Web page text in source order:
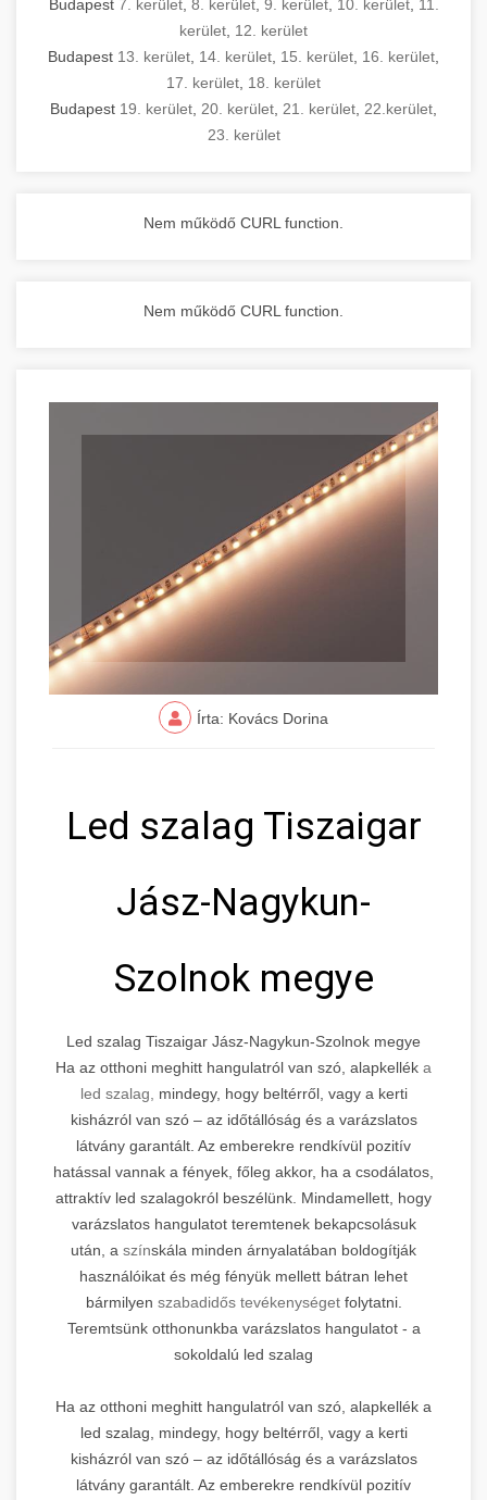
Budapest 7. kerület, 8. kerület, 9. kerület, 10. kerület, 11.
kerület 12. kerület
Budapest 13. kerület 14. kerület 15. kerület 16. kerület
17. kerület 18. kerület
Budapest 19. kerület 20. kerület 21. kerület 22.kerület
23. kerület
Nem működő CURL function.
Nem működő CURL function.
Írta: Kovács Dorina
Led szalag Tiszaigar
Jász-Nagykun-
Szolnok megye
Led szalag Tiszaigar Jász-Nagykun-Szolnok megye
Ha az otthoni meghitt hangulatról van szó, alapkellék a
led szalag,
mindegy, hogy beltérről, vagy a kerti
kisházról van szó – az időtállóság és a varázslatos
látvány garantált. Az emberekre rendkívül pozitív
hatással vannak a fények, főleg akkor, ha a csodálatos,
attraktív led szalagokról beszélünk. Mindamellett, hogy
varázslatos hangulatot teremtenek bekapcsolásuk
után, a színskála minden árnyalatában boldogítják
használóikat és még fényük mellett bátran lehet
bármilyen szabadidős tevékenységetfolytatni.
Teremtsünk otthonunkba varázslatos hangulatot - a
sokoldalú led szalag
Ha az otthoni meghitt hangulatról van szó, alapkellék a
led szalag, mindegy, hogy beltérről, vagy a kerti
kisházról van szó – az időtállóság és a varázslatos
látvány garantált. Az emberekre rendkívül pozitív